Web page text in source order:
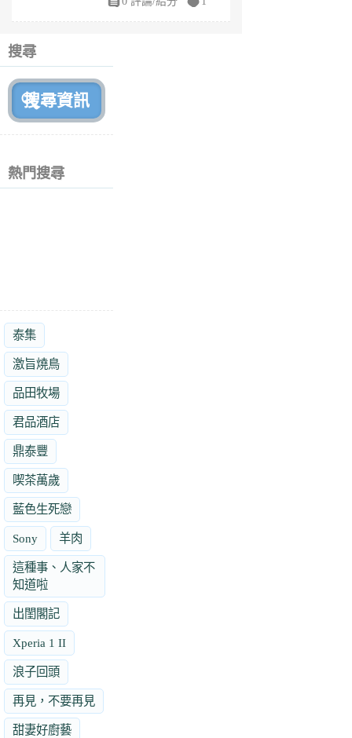
搜尋
熱門搜尋
泰集
激旨燒鳥
品田牧場
君品酒店
鼎泰豐
喫茶萬歲
藍色生死戀
Sony 羊肉
這種事、人家不
知道啦
出閨閣記
Xperia 1 II
浪子回頭
再見，不要再見
甜妻好廚藝